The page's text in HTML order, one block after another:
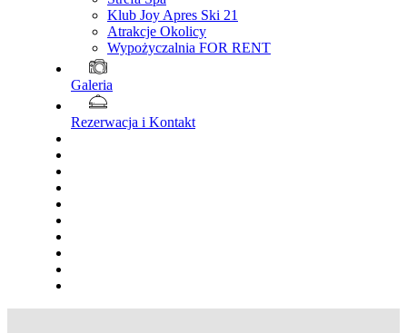
Klub Joy Apres Ski 21
Atrakcje Okolicy
Wypożyczalnia FOR RENT
Galeria
Rezerwacja i Kontakt